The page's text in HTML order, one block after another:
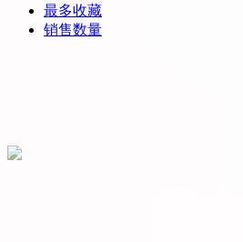
最多收藏
销售数量